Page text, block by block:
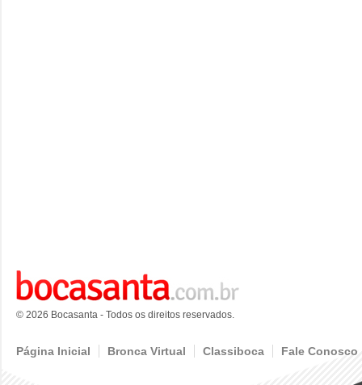
© 2026 Bocasanta - Todos os direitos reservados.
Página Inicial Bronca Virtual Classiboca Fale Conosco